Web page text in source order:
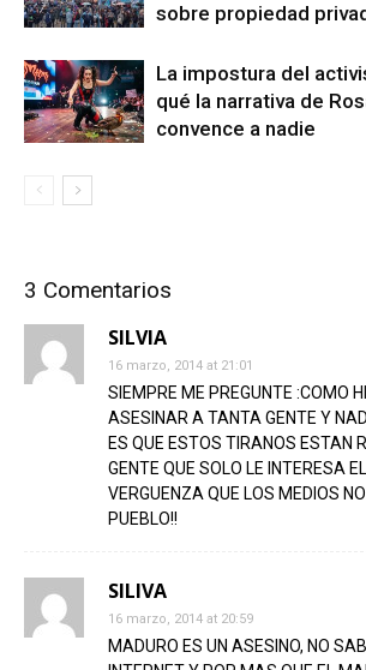
sobre propiedad
La impostura del
qué la narrativa de
convence a nadie
3 Comentarios
SILVIA
16 marzo, 2014 at 21:01
SIEMPRE ME PREGUNTE :COMO
ASESINAR A TANTA GENTE Y
ES QUE ESTOS TIRANOS ESTAN
GENTE QUE SOLO LE INTERESA
VERGUENZA QUE LOS MEDIOS
PUEBLO!!
SILIVA
16 marzo, 2014 at 20:59
MADURO ES UN ASESINO, NO